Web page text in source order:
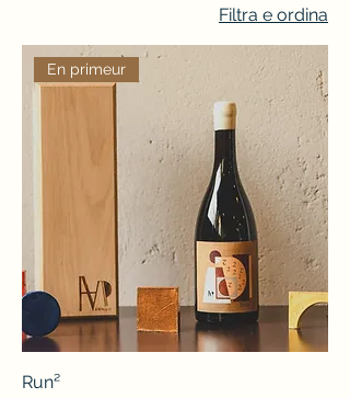
Filtra e ordina
En primeur
Run²